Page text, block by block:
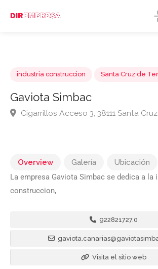
Gaviota Simbac
Overview Galería Ubicación
La empresa Gaviota Simbac se dedica a la
construccion,
922821727.0
Visita el sitio web